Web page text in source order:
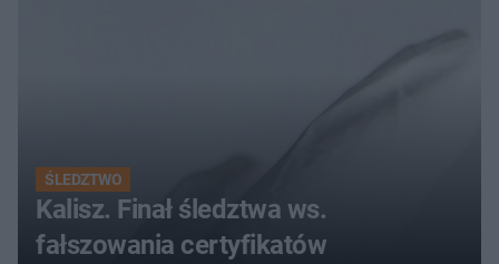
ŚLEDZTWO
Kalisz. Finał śledztwa ws.
fałszowania certyfikatów